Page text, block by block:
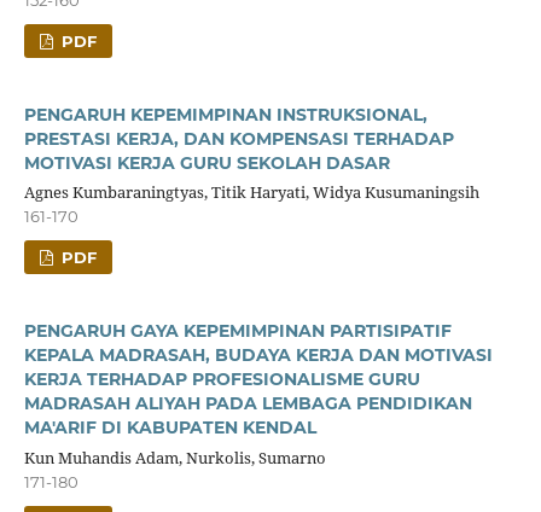
PDF
PENGARUH KEPEMIMPINAN INSTRUKSIONAL,
PRESTASI KERJA, DAN KOMPENSASI TERHADAP
MOTIVASI KERJA GURU SEKOLAH DASAR
Agnes Kumbaraningtyas, Titik Haryati, Widya Kusumaningsih
161-170
PDF
PENGARUH GAYA KEPEMIMPINAN PARTISIPATIF
KEPALA MADRASAH, BUDAYA KERJA DAN MOTIVASI
KERJA TERHADAP PROFESIONALISME GURU
MADRASAH ALIYAH PADA LEMBAGA PENDIDIKAN
MA'ARIF DI KABUPATEN KENDAL
Kun Muhandis Adam, Nurkolis, Sumarno
171-180